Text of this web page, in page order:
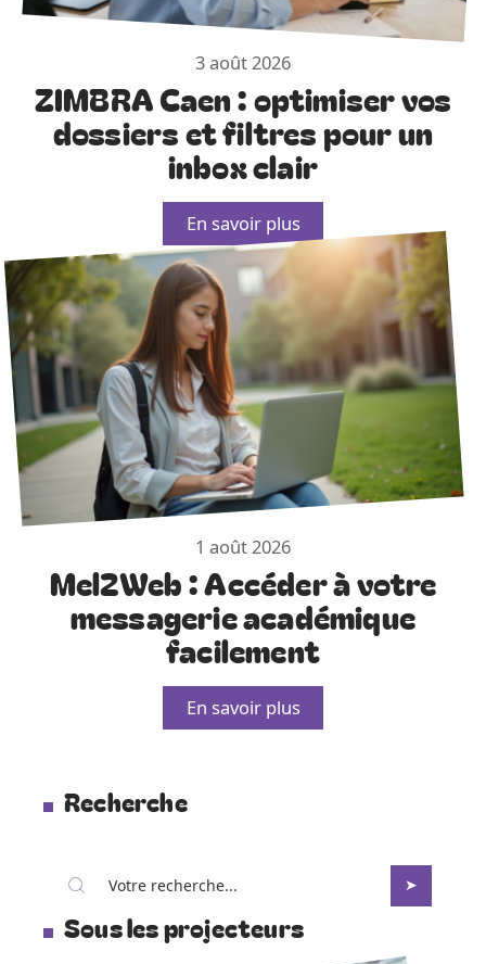
3 août 2026
ZIMBRA Caen : optimiser vos
dossiers et filtres pour un
inbox clair
En savoir plus
1 août 2026
Mel2Web : Accéder à votre
messagerie académique
facilement
En savoir plus
Recherche
Sous les projecteurs